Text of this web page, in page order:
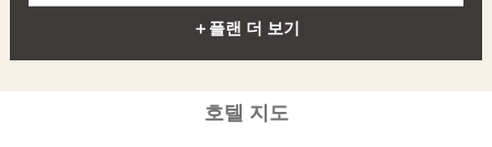
＋플랜 더 보기
호텔 지도